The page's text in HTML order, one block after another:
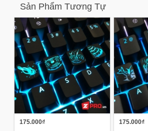
Sản Phẩm Tương Tự
175.000₫ 175.000₫